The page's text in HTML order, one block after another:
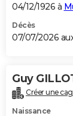
GUIDES D'ACHAT
BONS PLANS
Carte de Noël
Carte Bonne
Carte Saint-
Carte Pâques
Carte
DICTIONNAIRE
Dictionnaire
Biographies
Citations
Expressions
Proverbes
PROGRAMME TV
04/12/1926 à
Décès
07/07/2026
Guy
Créer une
Naissance